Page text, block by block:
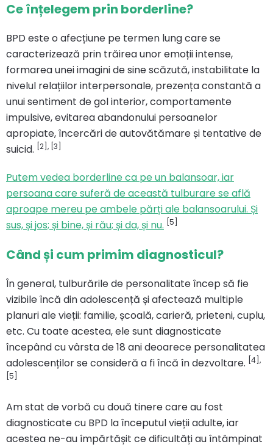
Ce înțelegem prin borderline?
BPD este o afecțiune pe termen lung care se
caracterizează prin trăirea unor emoții intense,
formarea unei imagini de sine scăzută, instabilitate la
nivelul relațiilor interpersonale, prezența constantă a
unui sentiment de gol interior, comportamente
impulsive, evitarea abandonului persoanelor
apropiate, încercări de autovătămare și tentative de
suicid. [2], [3]
Putem vedea borderline ca pe un balansoar, iar
persoana care suferă de această tulburare se află
aproape mereu pe ambele părți ale balansoarului. Și
sus, și jos; și bine, și rău; și da, și nu. [5]
Când și cum primim diagnosticul?
În general, tulburările de personalitate încep să fie
vizibile încă din adolescență și afectează multiple
planuri ale vieții: familie, școală, carieră, prieteni, cuplu,
etc. Cu toate acestea, ele sunt diagnosticate
începând cu vârsta de 18 ani deoarece personalitatea
adolescenților se consideră a fi încă în dezvoltare. [4],
[5]
Am stat de vorbă cu două tinere care au fost
diagnosticate cu BPD la începutul vieții adulte, iar
acestea ne-au împărtășit ce dificultăți au întâmpinat